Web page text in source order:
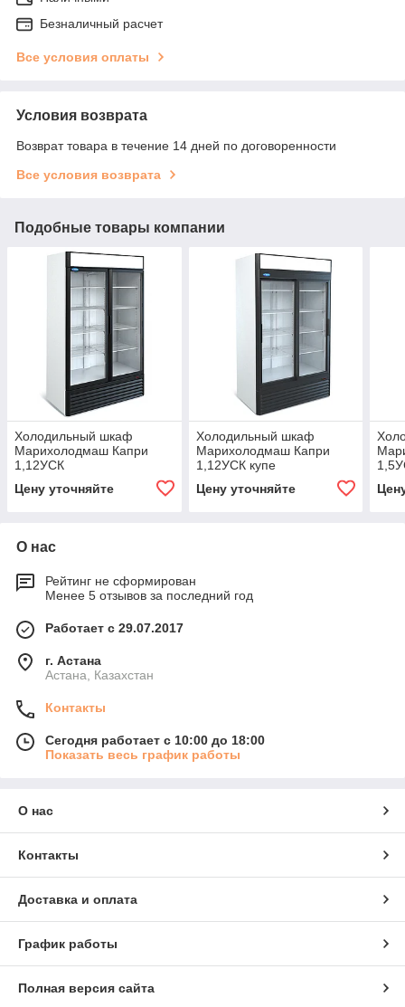
Безналичный расчет
Все условия оплаты
Условия возврата
Возврат товара в течение 14 дней по договоренности
Все условия возврата
Подобные товары компании
Холодильный шкаф
Марихолодмаш Капри
1,12УСК
Цену уточняйте
Холодильный шкаф
Марихолодмаш Капри
1,12УСК купе
Цену уточняйте
О нас
Рейтинг не сформирован
Менее 5 отзывов за последний год
Работает с 29.07.2017
г. Астана
Астана, Казахстан
Контакты
Сегодня работает с 10:00 до 18:00
Показать весь график работы
О нас
Контакты
Доставка и оплата
График работы
Полная версия сайта